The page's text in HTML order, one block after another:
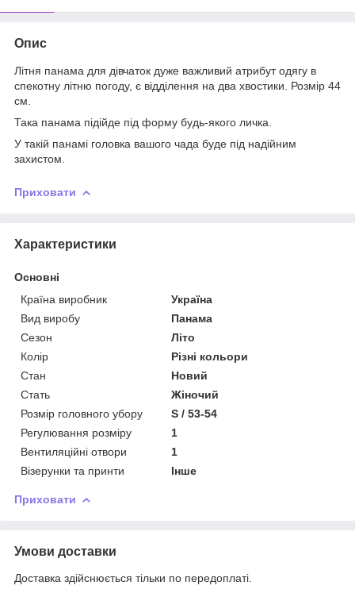
Опис
Літня панама для дівчаток дуже важливий атрибут одягу в
спекотну літню погоду, є відділення на два хвостики. Розмір 44
см.
Така панама підійде під форму будь-якого личка.
У такій панамі головка вашого чада буде під надійним
захистом.
Приховати
Характеристики
Основні
Країна виробник
Україна
Вид виробу
Панама
Сезон
Літо
Колір
Різні кольори
Стан
Новий
Стать
Жіночий
Розмір головного убору
S / 53-54
Регулювання розміру
1
Вентиляційні отвори
1
Візерунки та принти
Інше
Приховати
Умови доставки
Доставка здійснюється тільки по передоплаті.